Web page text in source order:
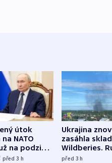
útok
na NATO
na podzim,
služby
před 3 h
Ukrajina
zasáhla
Wildberies.
útočili v
před 3h